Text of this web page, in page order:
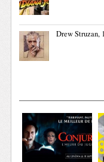
Drew Struzan,